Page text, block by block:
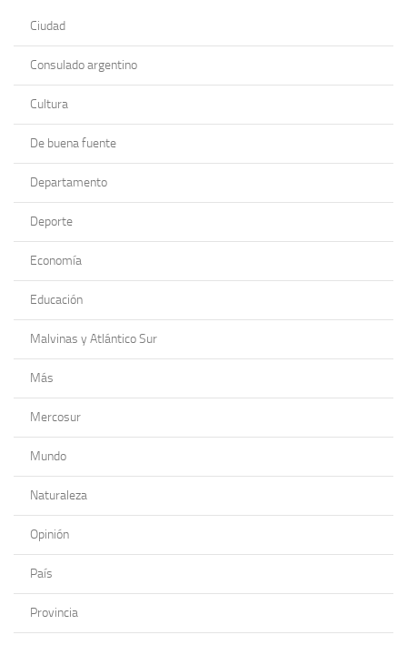
Ciudad
Consulado argentino
Cultura
De buena fuente
Departamento
Deporte
Economía
Educación
Malvinas y Atlántico Sur
Más
Mercosur
Mundo
Naturaleza
Opinión
País
Provincia